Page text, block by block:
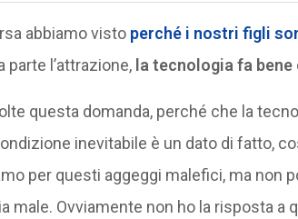
abbiamo vistoperché i nostri figli
parte l’attrazione, la tecnologia fa bene
questa domanda, perché che la
inevitabile è un dato di fatto,
per questi aggeggi malefici, ma non
male. Ovviamente non ho la risposta a